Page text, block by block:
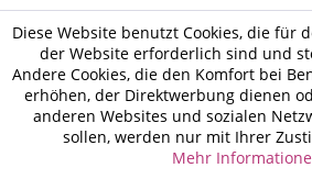
Diese Website benutzt Cookies, die für
der Website erforderlich sind und
Andere Cookies, die den Komfort bei
erhöhen, der Direktwerbung dienen
anderen Websites und sozialen
sollen, werden nur mit Ihrer
Mehr